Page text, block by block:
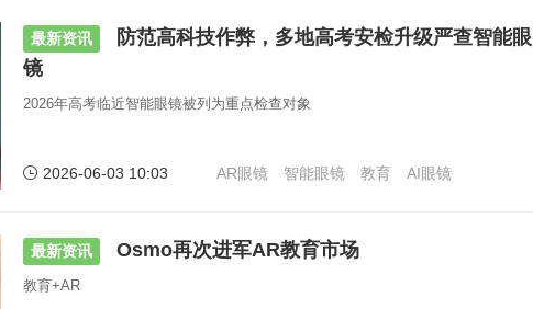
最新资讯
防范高科技作弊，多地高考安检升级严查智能眼
镜
2026年高考临近智能眼镜被列为重点检查对象
2026-06-03 10:03 AR眼镜 智能眼镜 教育 AI眼镜
最新资讯 Osmo再次进军AR教育市场
教育+AR